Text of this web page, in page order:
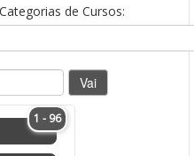
Categorias de Cursos:
1 - 96